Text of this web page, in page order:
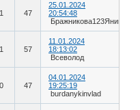
1 47
25.01.2024
20:54:48
Бражникова123Яника
1 57
11.01.2024
18:13:02
Всеволод
0 47
04.01.2024
19:25:19
burdanykinvlad